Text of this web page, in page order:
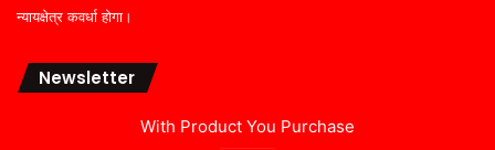
न्यायक्षेत्र कवर्धा होगा।
Newsletter
With Product You Purchase